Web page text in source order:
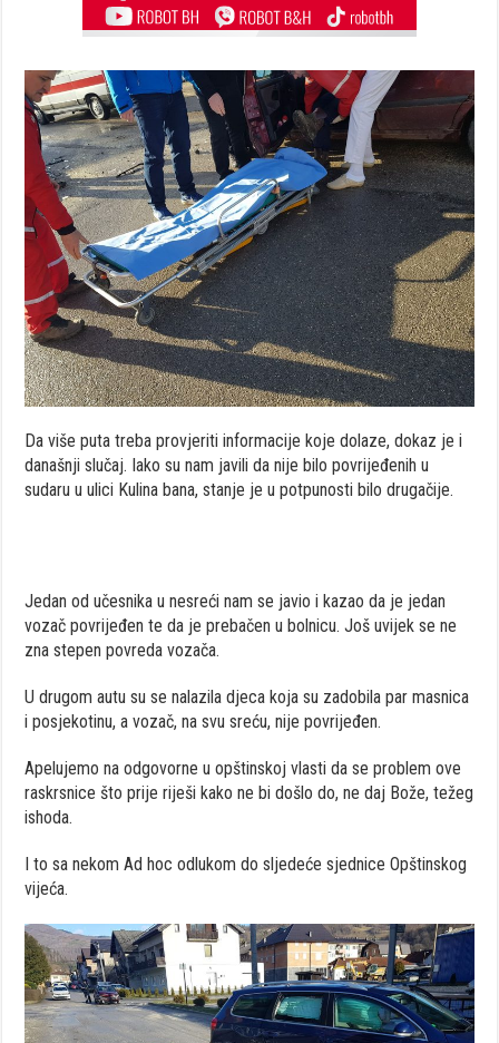
Da više puta treba provjeriti informacije koje dolaze, dokaz je i
današnji slučaj. Iako su nam javili da nije bilo povrijeđenih u
sudaru u ulici Kulina bana, stanje je u potpunosti bilo drugačije.
Jedan od učesnika u nesreći nam se javio i kazao da je jedan
vozač povrijeđen te da je prebačen u bolnicu. Još uvijek se ne
zna stepen povreda vozača.
U drugom autu su se nalazila djeca koja su zadobila par masnica
i posjekotinu, a vozač, na svu sreću, nije povrijeđen.
Apelujemo na odgovorne u opštinskoj vlasti da se problem ove
raskrsnice što prije riješi kako ne bi došlo do, ne daj Bože, težeg
ishoda.
I to sa nekom Ad hoc odlukom do sljedeće sjednice Opštinskog
vijeća.